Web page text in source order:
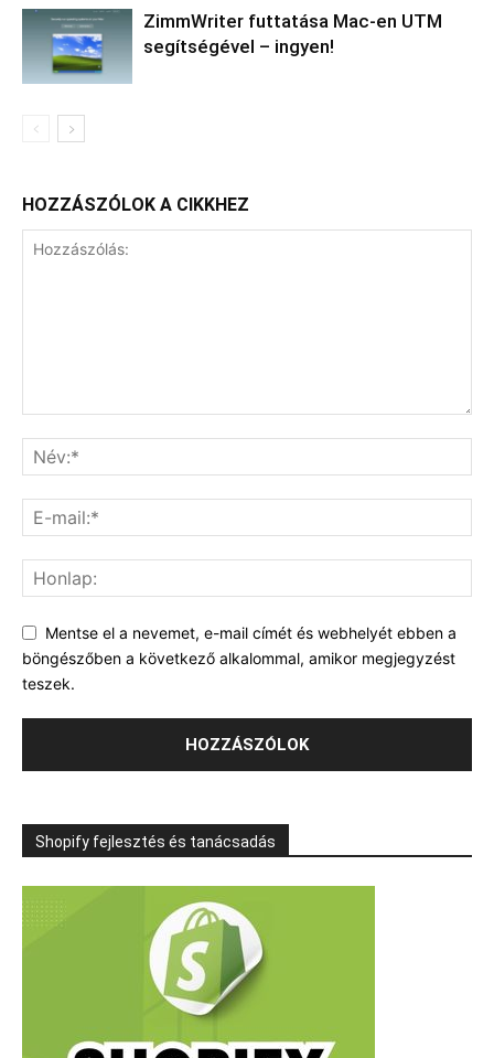
ZimmWriter futtatása Mac-en UTM
segítségével – ingyen!
HOZZÁSZÓLOK A CIKKHEZ
Mentse el a nevemet, e-mail címét és webhelyét ebben a
böngészőben a következő alkalommal, amikor megjegyzést
teszek.
Shopify fejlesztés és tanácsadás